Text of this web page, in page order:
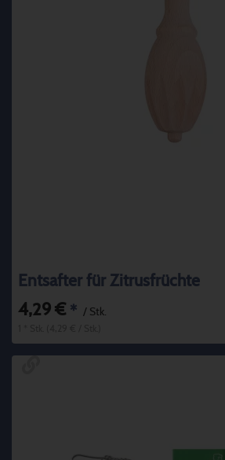
Entsafter für Zitrusfrüchte
4,29 € * / Stk.